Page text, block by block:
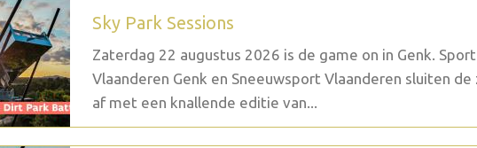
Sky Park Sessions
Zaterdag 22 augustus 2026 is de game on in Genk. Sport
Vlaanderen Genk en Sneeuwsport Vlaanderen sluiten
af met een knallende editie van...